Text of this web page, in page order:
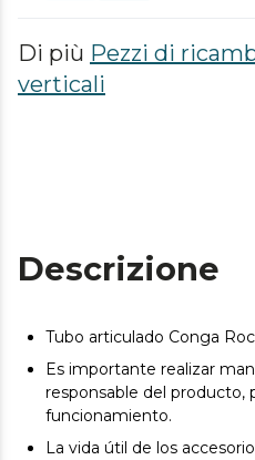
Di più Pezzi di
verticali
Descrizione
Tubo articulado Conga
Es importante realizar
responsable del producto,
funcionamiento.
La vida útil de los